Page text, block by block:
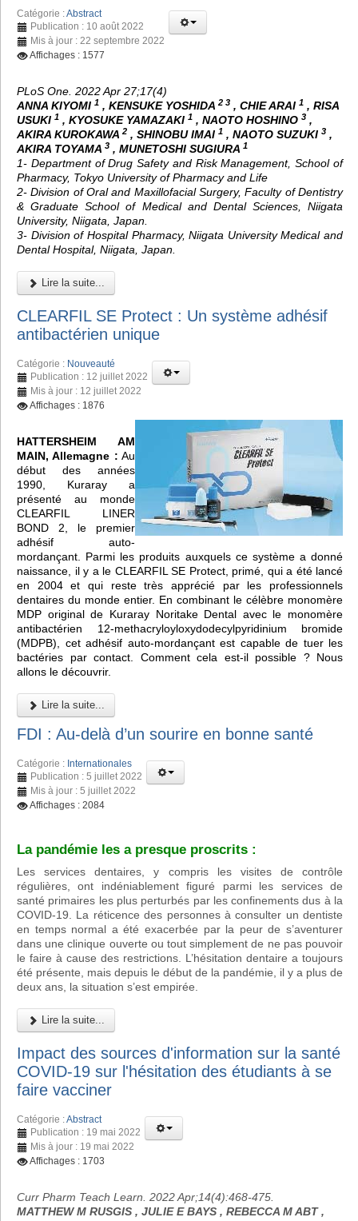
Catégorie :Abstract
Publication : 10 août 2022
Mis à jour : 22 septembre 2022
Affichages : 1577
PLoS One. 2022 Apr 27;17(4)
ANNA KIYOMI 1 , KENSUKE YOSHIDA 2 3 , CHIE ARAI 1 , RISA
USUKI 1 , KYOSUKE YAMAZAKI 1 , NAOTO HOSHINO 3 ,
AKIRA KUROKAWA 2 , SHINOBU IMAI 1 , NAOTO SUZUKI 3 ,
AKIRA TOYAMA 3 , MUNETOSHI SUGIURA 1
1- Department of Drug Safety and Risk Management, School of
Pharmacy, Tokyo University of Pharmacy and Life
2- Division of Oral and Maxillofacial Surgery, Faculty of Dentistry
& Graduate School of Medical and Dental Sciences, Niigata
University, Niigata, Japan.
3- Division of Hospital Pharmacy, Niigata University Medical and
Dental Hospital, Niigata, Japan.
Lire la suite...
CLEARFIL SE Protect : Un système adhésif
antibactérien unique
Catégorie : Nouveauté
Publication : 12 juillet 2022
Mis à jour : 12 juillet 2022
Affichages : 1876
HATTERSHEIM AM
MAIN, Allemagne : Au
début des années
1990, Kuraray a
présenté au monde
CLEARFIL LINER
BOND 2, le premier
adhésif auto-
mordançant. Parmi les produits auxquels ce système a donné
naissance, il y a le CLEARFIL SE Protect, primé, qui a été lancé
en 2004 et qui reste très apprécié par les professionnels
dentaires du monde entier. En combinant le célèbre monomère
MDP original de Kuraray Noritake Dental avec le monomère
antibactérien 12-methacryloyloxydodecylpyridinium bromide
(MDPB), cet adhésif auto-mordançant est capable de tuer les
bactéries par contact. Comment cela est-il possible ? Nous
allons le découvrir.
Lire la suite...
FDI : Au-delà d’un sourire en bonne santé
Catégorie : Internationales
Publication : 5 juillet 2022
Mis à jour : 5 juillet 2022
Affichages : 2084
La pandémie les a presque proscrits :
Les services dentaires, y compris les visites de contrôle
régulières, ont indéniablement figuré parmi les services de
santé primaires les plus perturbés par les confinements dus à la
COVID-19. La réticence des personnes à consulter un dentiste
en temps normal a été exacerbée par la peur de s’aventurer
dans une clinique ouverte ou tout simplement de ne pas pouvoir
le faire à cause des restrictions. L’hésitation dentaire a toujours
été présente, mais depuis le début de la pandémie, il y a plus de
deux ans, la situation s’est empirée.
Lire la suite...
Impact des sources d'information sur la santé
COVID-19 sur l'hésitation des étudiants à se
faire vacciner
Catégorie :Abstract
Publication : 19 mai 2022
Mis à jour : 19 mai 2022
Affichages : 1703
Curr Pharm Teach Learn. 2022 Apr;14(4):468-475.
MATTHEW M RUSGIS , JULIE E BAYS , REBECCA M ABT ,